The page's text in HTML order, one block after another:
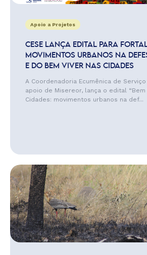
Apoio a Projetos
CESE LANÇA EDITAL PARA
MOVIMENTOS URBANOS NA
E DO BEM VIVER NAS CIDADES
A Coordenadoria Ecumênica de Serviço
apoio de Misereor, lança o edital “Bem
Cidades: movimentos urbanos na def...